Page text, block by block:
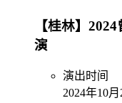
【桂林】
演
演出时间
2024年10